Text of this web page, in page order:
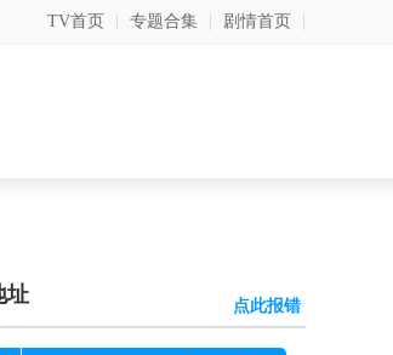
TV首页 专题合集 剧情首页
址 点此报错